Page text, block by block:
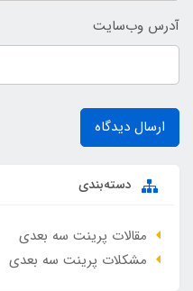
آدرس وب‌سایت
ارسال دیدگاه
دسته‌بندی
مقالات پرینت سه بعدی
مشکلات پرینت سه بعدی